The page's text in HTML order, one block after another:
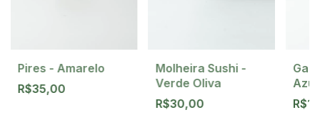
Pires - Amarelo
R$35,00
Molheira Sushi -
Verde Oliva
R$30,00